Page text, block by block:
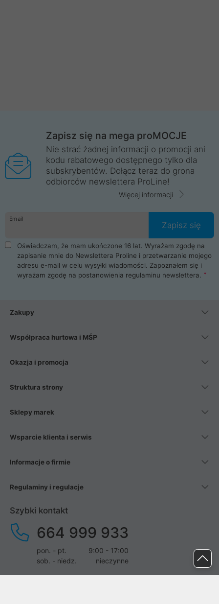
Zapisz się na mega proMOCJE
Nie strać żadnej informacji o promocji ani
kodu rabatowego dostępnego tylko dla
subskrybentów. Dołącz teraz do grona
odbiorców newslettera ProLine!
Więcej informacji
Email
Zapisz się
Oświadczam, że mam ukończone 16 lat. Wyrażam zgodę na
zapisanie mnie do Newslettera Proline i przetwarzanie mojego
adresu e-mail w celu wysyłki wiadomości. Zapoznałem się i
wyrażam zgodę na postanowienia regulaminu newslettera.
Zakupy
Współpraca hurtowa i MŚP
Okazja i promocja
Struktura strony
Sklepy marek
Wsparcie klienta i serwis
Informacje o firmie
Regulaminy i regulacje
Szybki kontakt
664 999 933
pon. - pt.
9:00 - 17:00
sob. - niedz.
nieczynne